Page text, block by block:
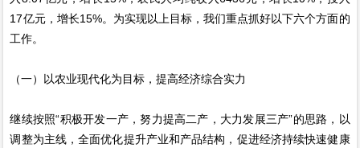
17亿元，增长15%。为实现以上目标，我们重点抓好以下六个方面的
工作。
（一）以农业现代化为目标，提高经济综合实力
继续按照“积极开发一产，努力提高二产，大力发展三产”的思路，以
调整为主线，全面优化提升产业和产品结构，促进经济持续快速健康